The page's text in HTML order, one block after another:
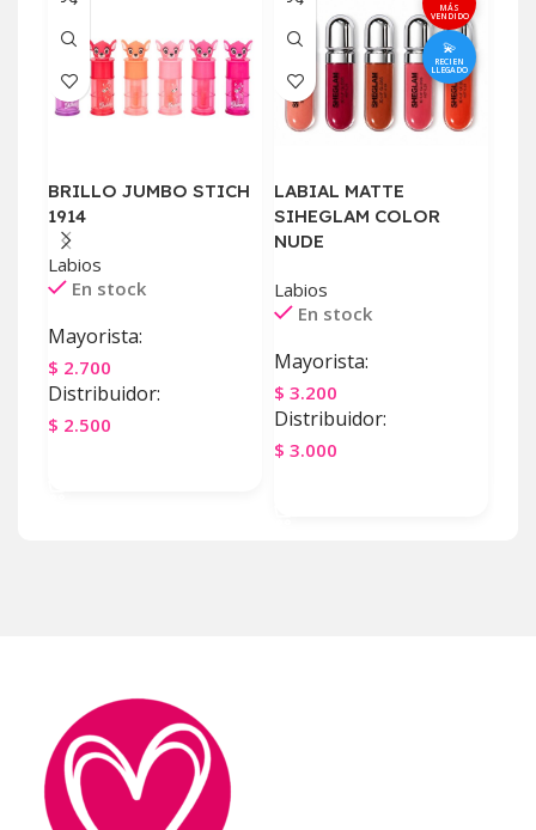
BRILLO JUMBO STICH
1914
Labios
En stock
Mayorista:
$ 2.700
Distribuidor:
$ 2.500
MÁS
VENDIDO
💫
RECIEN
LLEGADO
LABIAL MATTE
SIHEGLAM COLOR
NUDE
Labios
En stock
Mayorista:
$ 3.200
Distribuidor:
$ 3.000